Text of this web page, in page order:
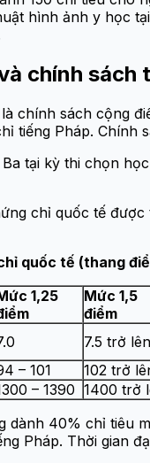
hình ảnh y học
chính sách
chính sách cộng
tiếng Pháp.
tại kỳ thi chọn
chỉ quốc tế
quốc tế (thang
1,25
Mức 1,5
điểm
7.5 trở lên
– 101
102 trở
– 1390 1400 trở
40% chỉ tiêu
Pháp. Thời gian